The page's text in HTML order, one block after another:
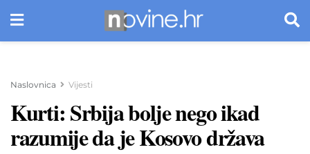
Naslovnica Vijesti
Kurti: Srbija bolje nego ikad
razumije da je Kosovo država